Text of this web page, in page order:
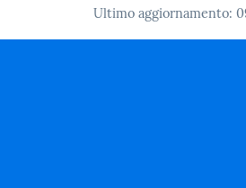
Ultimo aggiornamento: